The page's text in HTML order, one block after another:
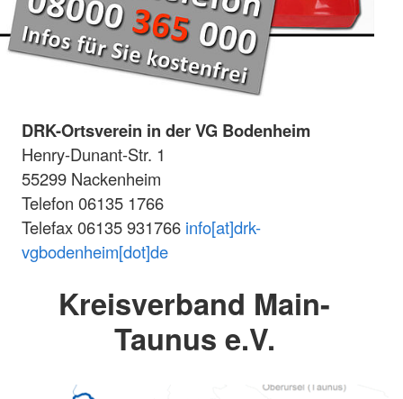
DRK-Ortsverein in der VG Bodenheim
Henry-Dunant-Str. 1
55299 Nackenheim
Telefon 06135 1766
Telefax 06135 931766 info[at]drk-
vgbodenheim[dot]de
Kreisverband Main-
Taunus e.V.